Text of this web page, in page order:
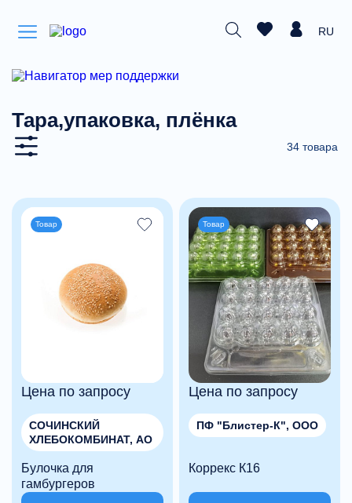
RU
Тара,упаковка, плёнка
34 товара
Товар
Цена по запросу
СОЧИНСКИЙ
ХЛЕБОКОМБИНАТ, АО
Булочка для
гамбургеров
Товар
Цена по запросу
ПФ "Блистер-К", ООО
Коррекс К16